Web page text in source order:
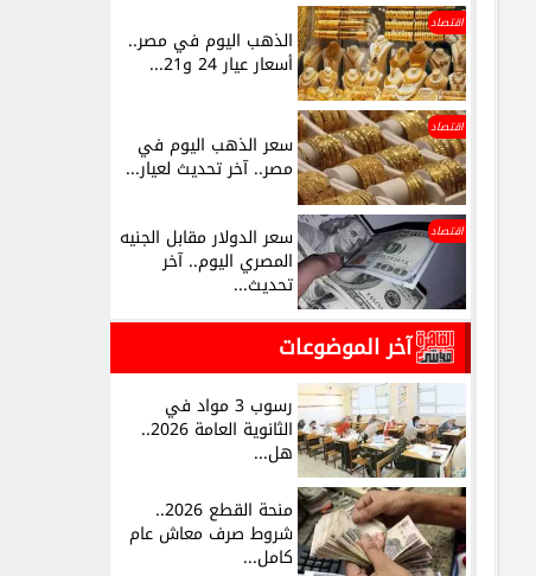
اقتصاد
الذهب اليوم في مصر..
أسعار عيار 24 و21...
اقتصاد
سعر الذهب اليوم في
مصر.. آخر تحديث لعيار...
اقتصاد سعر الدولار مقابل الجنيه
المصري اليوم.. آخر
تحديث...
آخر الموضوعات
رسوب 3 مواد في
الثانوية العامة 2026..
هل...
منحة القطع 2026..
شروط صرف معاش عام
كامل...